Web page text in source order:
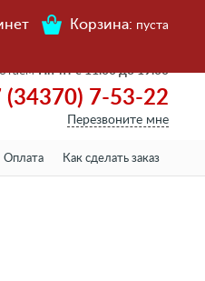
Корзина: пуста
Пн-пт с 11.00 до 19.00
(34370) 7-53-22
Перезвоните мне
Оплата Как сделать заказ